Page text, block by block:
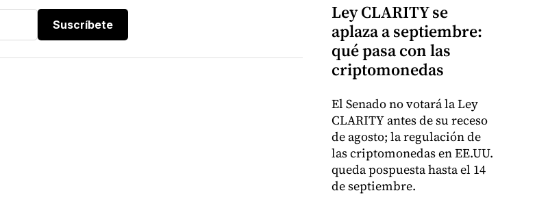
Suscríbete
Ley CLARITY se
aplaza a septiembre:
qué pasa con las
criptomonedas
El Senado no votará la Ley
CLARITY antes de su receso
de agosto; la regulación de
las criptomonedas en EE.UU.
queda pospuesta hasta el 14
de septiembre.